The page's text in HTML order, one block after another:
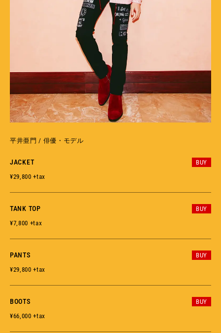
平井亜門 / 俳優・モデル
JACKET
BUY
¥29,800 +tax
TANK TOP
BUY
¥7,800 +tax
PANTS
BUY
¥29,800 +tax
BOOTS
BUY
¥66,000 +tax